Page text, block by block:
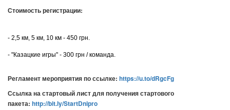
Стоимость регистрации:
- 2,5 км, 5 км, 10 км - 450 грн.
- "Казацкие игры" - 300 грн / команда.
Регламент мероприятия по ссылке: https://u.to/dRgcFg
Ссылка на стартовый лист для получения стартового
пакета: http://bit.ly/StartDnipro